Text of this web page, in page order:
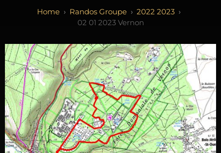
Randos Groupe
2022 2023
02 01 2023 Vernon